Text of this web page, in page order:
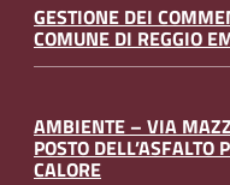
GESTIONE DEI
COMUNE DI REGGIO
AMBIENTE – VIA
POSTO
CALORE